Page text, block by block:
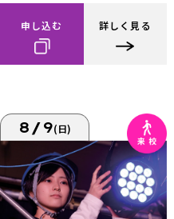
申し込む 詳しく見る
8/9(日)